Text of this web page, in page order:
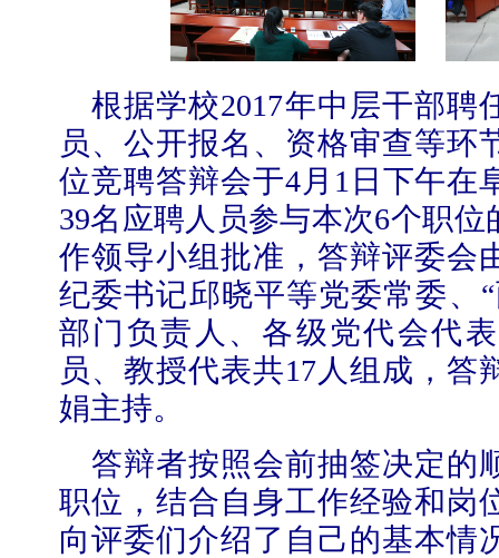
根据学校2017年中层干部聘
员、公开报名、资格审查等环
位竞聘答辩会于4月 1 日下午在
39名应聘人员参与本次6个职位
作领导小组批准，答辩评委会
纪委书记邱晓平等党委常委、 “
部门负责人、各级党代会代
员、教授代表共17人组成，答
娟主持。
答辩者按照会前抽签决定的
职位，结合自身工作经验和岗
向评委们介绍了自己的基本情